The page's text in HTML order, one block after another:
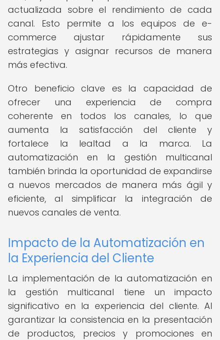
actualizada sobre el rendimiento de cada
canal. Esto permite a los equipos de e-
commerce ajustar rápidamente sus
estrategias y asignar recursos de manera
más efectiva.
Otro beneficio clave es la capacidad de
ofrecer una experiencia de compra
coherente en todos los canales, lo que
aumenta la satisfacción del cliente y
fortalece la lealtad a la marca. La
automatización en la gestión multicanal
también brinda la oportunidad de expandirse
a nuevos mercados de manera más ágil y
eficiente, al simplificar la integración de
nuevos canales de venta.
Impacto de la Automatización en
la Experiencia del Cliente
La implementación de la automatización en
la gestión multicanal tiene un impacto
significativo en la experiencia del cliente. Al
garantizar la consistencia en la presentación
de productos, precios y promociones en